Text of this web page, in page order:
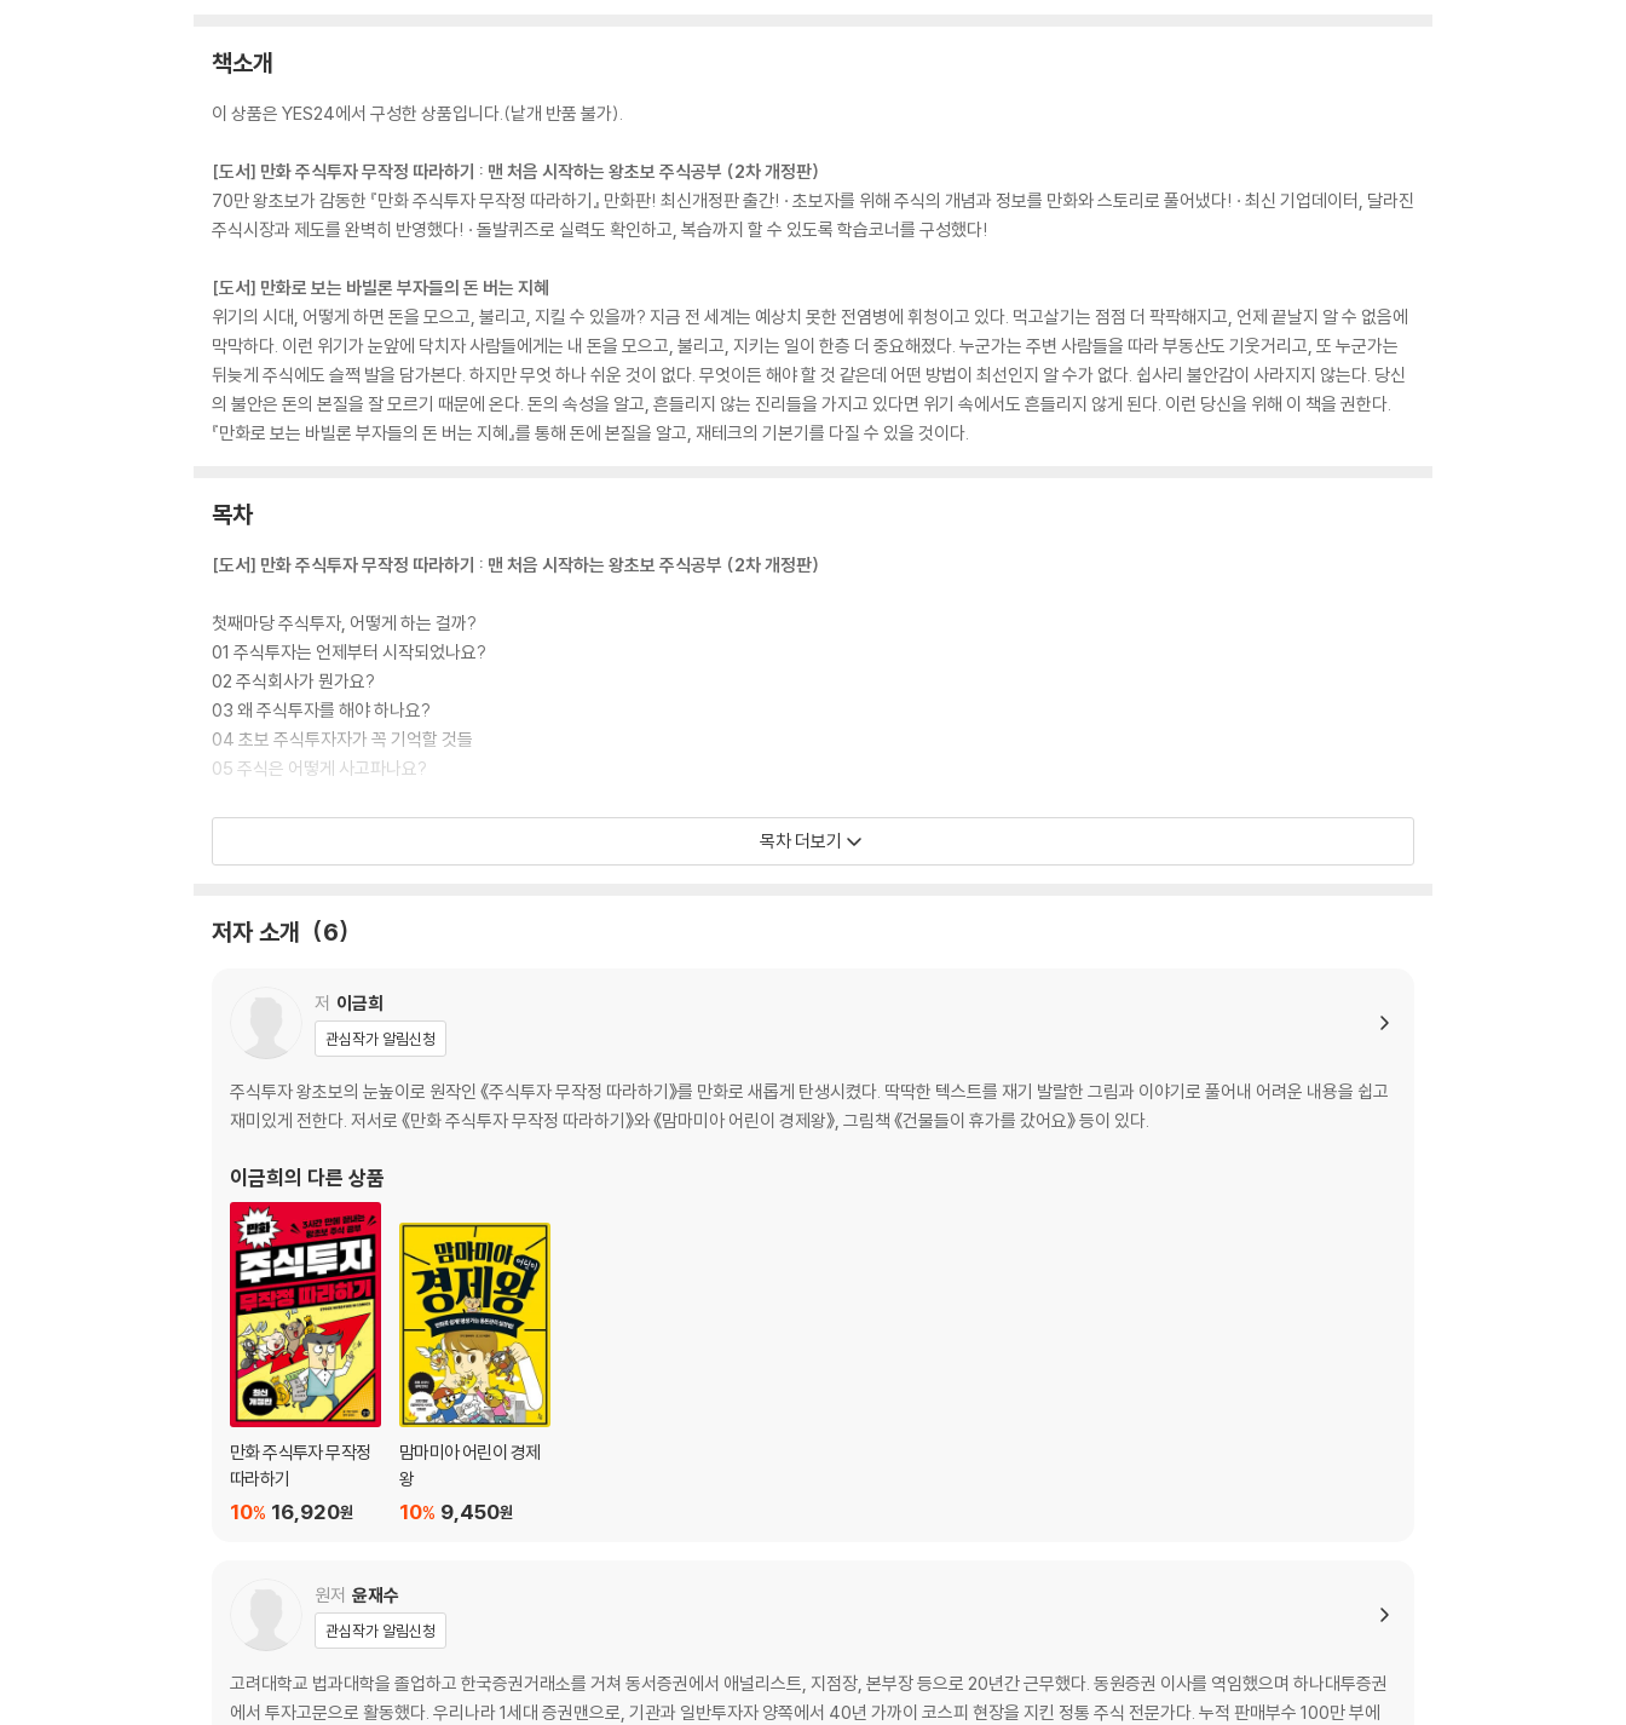
책소개
이 상품은 YES24에서 구성한 상품입니다.(낱개 반품 불가).
[도서] 만화 주식투자 무작정 따라하기 : 맨 처음 시작하는 왕초보 주식공부 (2차 개정판)
70만 왕초보가 감동한 『만화 주식투자 무작정 따라하기』 만화판! 최신개정판 출간! · 초보자를 위해 주식의 개념과 정보를 만화와 스토리로 풀어냈다! · 최신 기업데이터, 달라진
주식시장과 제도를 완벽히 반영했다! · 돌발퀴즈로 실력도 확인하고, 복습까지 할 수 있도록 학습코너를 구성했다!
[도서] 만화로 보는 바빌론 부자들의 돈 버는 지혜
위기의 시대, 어떻게 하면 돈을 모으고, 불리고, 지킬 수 있을까? 지금 전 세계는 예상치 못한 전염병에 휘청이고 있다. 먹고살기는 점점 더 팍팍해지고, 언제 끝날지 알 수 없음에
막막하다. 이런 위기가 눈앞에 닥치자 사람들에게는 내 돈을 모으고, 불리고, 지키는 일이 한층 더 중요해졌다. 누군가는 주변 사람들을 따라 부동산도 기웃거리고, 또 누군가는
뒤늦게 주식에도 슬쩍 발을 담가본다. 하지만 무엇 하나 쉬운 것이 없다. 무엇이든 해야 할 것 같은데 어떤 방법이 최선인지 알 수가 없다. 쉽사리 불안감이 사라지지 않는다. 당신
의 불안은 돈의 본질을 잘 모르기 때문에 온다. 돈의 속성을 알고, 흔들리지 않는 진리들을 가지고 있다면 위기 속에서도 흔들리지 않게 된다. 이런 당신을 위해 이 책을 권한다.
『만화로 보는 바빌론 부자들의 돈 버는 지혜』를 통해 돈에 본질을 알고, 재테크의 기본기를 다질 수 있을 것이다.
목차
[도서] 만화 주식투자 무작정 따라하기 : 맨 처음 시작하는 왕초보 주식공부 (2차 개정판)
첫째마당 주식투자, 어떻게 하는 걸까?
01 주식투자는 언제부터 시작되었나요?
02 주식회사가 뭔가요?
03 왜 주식투자를 해야 하나요?
04 초보 주식투자자가 꼭 기억할 것들
05 주식은 어떻게 사고파나요?
둘째마당 돈 되는 주식 감별법!
09 돈 되는 정보수집 따라하기 1
11 왕초보를 위한 안전투자, ETF
셋째마당 비쌀 때 팔고, 쌀 때 사려면?
12 차트 보는 안목이 생기면 주가를 예측한다
13 차트로 매매시점 파악하기 1
15 주가의 큰 흐름을 모르면 쪽박 차기 십상!
16 손해 보지 않는 주식투자 매매원칙
넷째마당 주식투자 고수로 가는 길
17 재산 형성 수단으로 각광받는 배당투자
18 장·단기 투자 핵심 포인트
19 선물·옵션이란 무엇일까?
부록 왕초보의 눈과 귀를 활짝! 증권용어 100선·
[도서] 만화로 보는 바빌론 부자들의 돈 버는 지혜
프롤로그 돈에 울고 웃는 현대인
제1장 바빌론의 부자
똑같이 일하는데 왜 가난한 사람과 부자로 나뉘는 것일까?
수입의 10분의 1을 저축하면 얼마를 모을 수 있을까?
목차 더보기
저자 소개 6
저 이금희
관심작가 알림신청
주식투자 왕초보의 눈높이로 원작인 《주식투자 무작정 따라하기》를 만화로 새롭게 탄생시켰다. 딱딱한 텍스트를 재기 발랄한 그림과 이야기로 풀어내 어려운 내용을 쉽고
재미있게 전한다. 저서로 《만화 주식투자 무작정 따라하기》와 《맘마미아 어린이 경제왕》, 그림책 《건물들이 휴가를 갔어요》 등이 있다.
이금희의 다른 상품
만화 주식투자 무작정
따라하기
16,920원
10%
맘마미아 어린이 경제
왕
9,450원
10%
원저 윤재수
관심작가 알림신청
고려대학교 법과대학을 졸업하고 한국증권거래소를 거쳐 동서증권에서 애널리스트, 지점장, 본부장 등으로 20년간 근무했다. 동원증권 이사를 역임했으며 하나대투증권
에서 투자고문으로 활동했다. 우리나라 1세대 증권맨으로, 기관과 일반투자자 양쪽에서 40년 가까이 코스피 현장을 지킨 정통 주식 전문가다. 누적 판매부수 100만 부에